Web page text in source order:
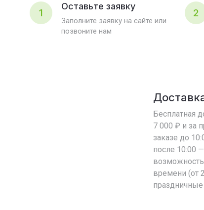
1
Оставьте заявку
Заполните заявку на сайте или
позвоните нам
2
Бесплатная
7 000 ₽ и за
заказе до
после 10:00
времени (от
праздничные